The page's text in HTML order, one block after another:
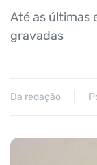
Até as últimas
gravadas
Da redação